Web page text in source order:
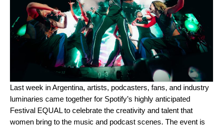
Last week in Argentina, artists, podcasters, fans, and industry
luminaries came together for Spotify’s highly anticipated
Festival EQUALto celebrate the creativity and talent that
women bring to the music and podcast scenes. The event is